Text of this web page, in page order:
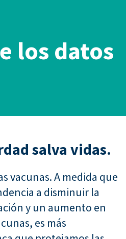
los datos
salva vidas.
vacunas. A medida que
a disminuir la
y un aumento en
es más